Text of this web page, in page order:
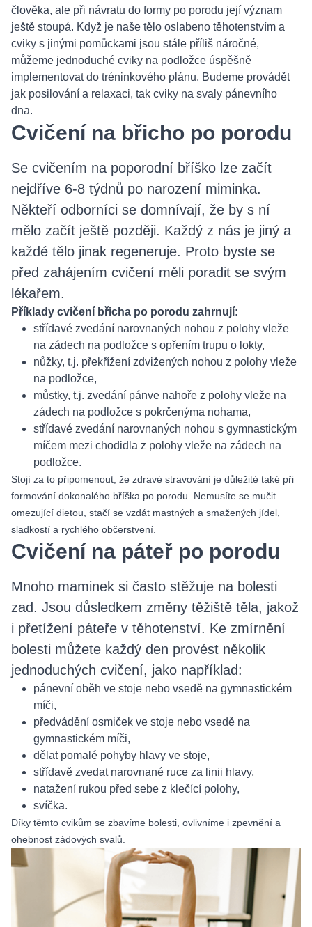
člověka, ale při návratu do formy po porodu její význam
ještě stoupá. Když je naše tělo oslabeno těhotenstvím a
cviky s jinými pomůckami jsou stále příliš náročné,
můžeme jednoduché cviky na podložce úspěšně
implementovat do tréninkového plánu. Budeme provádět
jak posilování a relaxaci, tak cviky na svaly pánevního
dna.
Cvičení na břicho po porodu
Se cvičením na poporodní bříško lze začít
nejdříve 6-8 týdnů po narození miminka.
Někteří odborníci se domnívají, že by s ní
mělo začít ještě později. Každý z nás je jiný a
každé tělo jinak regeneruje. Proto byste se
před zahájením cvičení měli poradit se svým
lékařem.
Příklady cvičení břicha po porodu zahrnují:
střídavé zvedání narovnaných nohou z polohy vleže
na zádech na podložce s opřením trupu o lokty,
nůžky, t.j. překřížení zdvižených nohou z polohy vleže
na podložce,
můstky, t.j. zvedání pánve nahoře z polohy vleže na
zádech na podložce s pokrčenýma nohama,
střídavé zvedání narovnaných nohou s gymnastickým
míčem mezi chodidla z polohy vleže na zádech na
podložce.
Stojí za to připomenout, že zdravé stravování je důležité také při
formování dokonalého bříška po porodu. Nemusíte se mučit
omezující dietou, stačí se vzdát mastných a smažených jídel,
sladkostí a rychlého občerstvení.
Cvičení na páteř po porodu
Mnoho maminek si často stěžuje na bolesti
zad. Jsou důsledkem změny těžiště těla, jakož
i přetížení páteře v těhotenství. Ke zmírnění
bolesti můžete každý den provést několik
jednoduchých cvičení, jako například:
pánevní oběh ve stoje nebo vsedě na gymnastickém
míči,
předvádění osmiček ve stoje nebo vsedě na
gymnastickém míči,
dělat pomalé pohyby hlavy ve stoje,
střídavě zvedat narovnané ruce za linii hlavy,
natažení rukou před sebe z klečící polohy,
svíčka.
Díky těmto cvikům se zbavíme bolesti, ovlivníme i zpevnění a
ohebnost zádových svalů.